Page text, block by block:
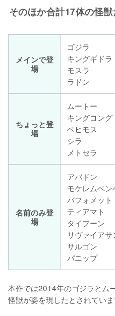
そのほか合計17体の怪獣
メインで登
場
ゴジラ
キングギドラ
モスラ
ラドン
ちょっと登
場
ムートー
キングコング
ベヒモス
シラ
メトセラ
名前のみ登
場
アバドン
モケレムベン
バフォメット
ティアマト
タイフーン
リヴァイアサ
サルゴン
パニップ
本作では2014年のゴジラとム
怪獣が姿を現したとされていま